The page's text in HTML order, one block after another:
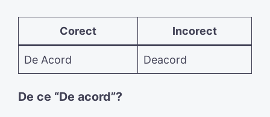
Corect Incorect
De Acord Deacord
De ce “De acord”?